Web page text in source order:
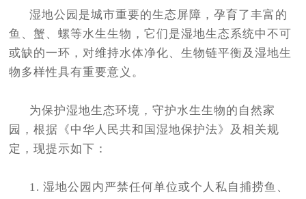
湿地公园是城市重要的生态屏障，孕育了丰富的
鱼、蟹、螺等水生生物，它们是湿地生态系统中不可
或缺的一环，对维持水体净化、生物链平衡及湿地生
物多样性具有重要意义。
为保护湿地生态环境，守护水生生物的自然家
园，根据《中华人民共和国湿地保护法》及相关规
定，现提示如下：
1. 湿地公园内严禁任何单位或个人私自捕捞鱼、